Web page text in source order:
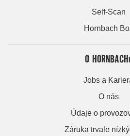
Self-Scan
Hornbach
O
Jobs a
O nás
Údaje o
Záruka trvale